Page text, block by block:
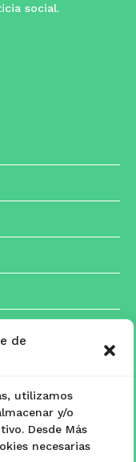
de
utilizamos
y/o
Desde Más
necesarias
social.
Móstoles,